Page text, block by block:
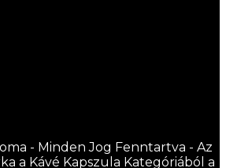
- Minden Jog Fenntartva - Az
a Kávé Kapszula Kategóriából a